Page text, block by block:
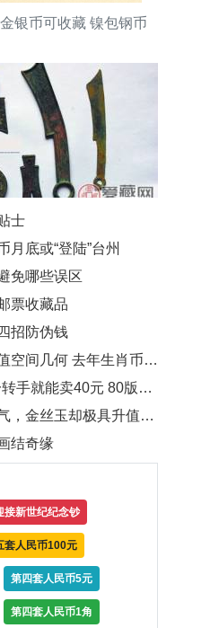
银币可收藏 镍包钢币
士
月底或“登陆”台州
免哪些误区
票收藏品
招防伪钱
几何 去年生肖币翻了七八倍
能卖40元 80版猴票值120万
金丝玉却极具升值潜力
结奇缘
接新世纪纪念钞
套人民币100元
第四套人民币5元
第四套人民币1角